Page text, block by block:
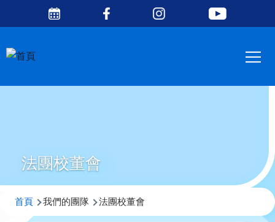
移至主內容
Media
法團校董會
導
首頁 我們的團隊 法團校董會